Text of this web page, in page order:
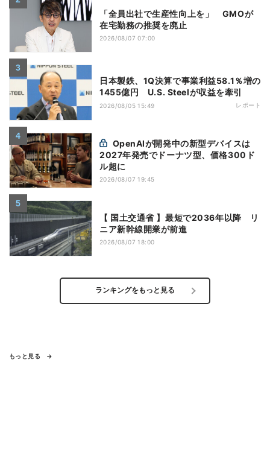
「全員出社で生産性向上を」 GMOが
在宅勤務の推奨を廃止
2026/08/07 07:00
日本製鉄、1Q決算で事業利益58.1％増の
1455億円 U.S. Steelが収益を牽引
2026/08/05 15:49 レポート
2027年発売でドーナツ型、価格300ド
ル超に
2026/08/07 19:45
【 国土交通省 】最短で2036年以降 リ
ニア新幹線開業が前進
2026/08/07 18:00
ランキングをもっと見る
もっと見る